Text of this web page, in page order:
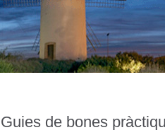
Guies de bones